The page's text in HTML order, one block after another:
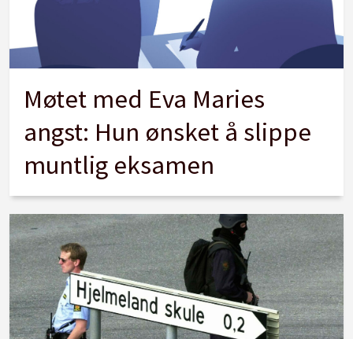
Møtet med Eva Maries
angst: Hun ønsket å slippe
muntlig eksamen